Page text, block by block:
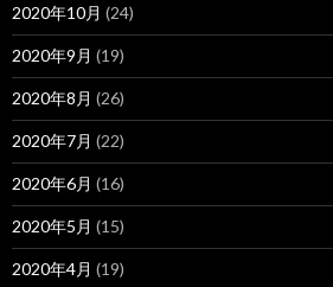
2020年10月 (24)
2020年9月 (19)
2020年8月 (26)
2020年7月 (22)
2020年6月 (16)
2020年5月 (15)
2020年4月 (19)